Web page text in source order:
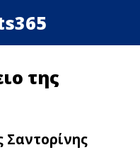
της
Σαντορίνης